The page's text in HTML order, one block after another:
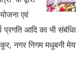
एवं
प्रगति आदि का भी
नगर निगम मधुबनी